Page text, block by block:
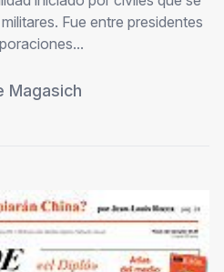
Fue entre presidentes
Magasich